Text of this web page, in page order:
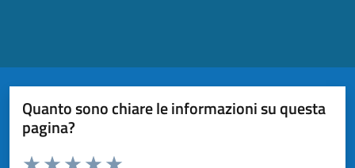
Quanto sono chiare le informazioni su questa
pagina?
Valuta da 1 a 5 stelle la pagina